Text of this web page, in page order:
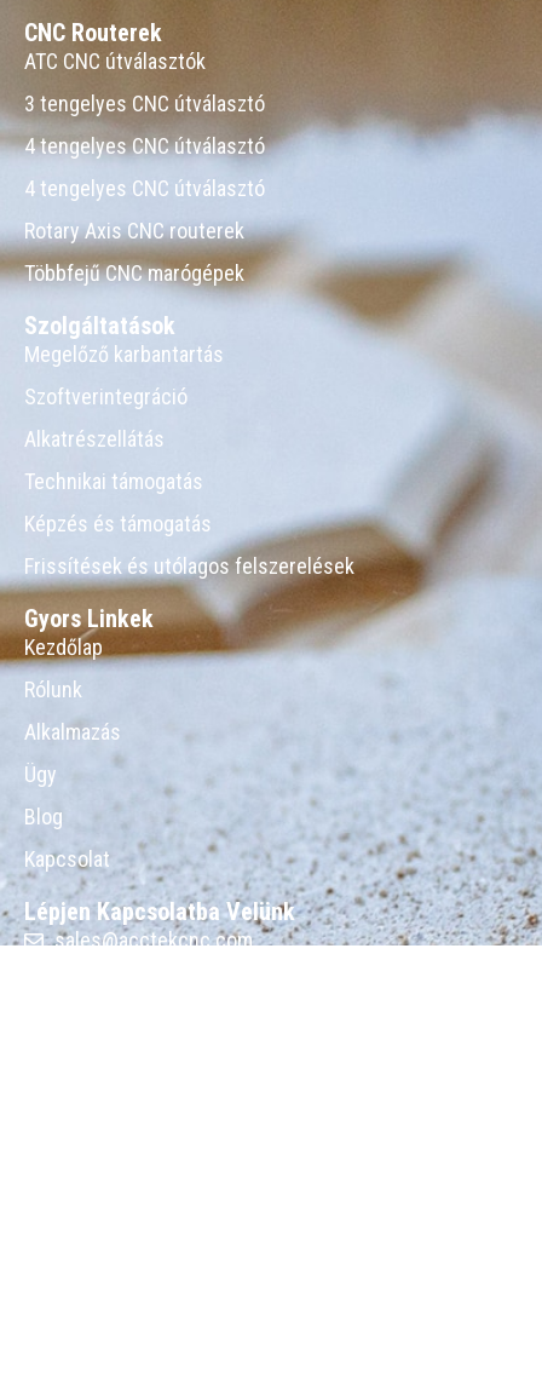
CNC Routerek
ATC CNC útválasztók
3 tengelyes CNC útválasztó
4 tengelyes CNC útválasztó
4 tengelyes CNC útválasztó
Rotary Axis CNC routerek
Többfejű CNC marógépek
Szolgáltatások
Megelőző karbantartás
Szoftverintegráció
Alkatrészellátás
Technikai támogatás
Képzés és támogatás
Frissítések és utólagos felszerelések
Gyors Linkek
Kezdőlap
Rólunk
Alkalmazás
Ügy
Blog
Kapcsolat
Lépjen Kapcsolatba Velünk
sales@acctekcnc.com